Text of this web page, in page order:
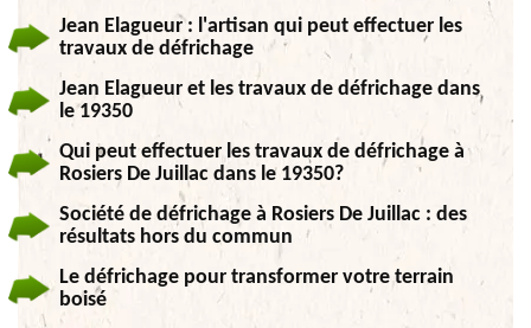
Jean Elagueur : l'artisan qui peut effectuer les
travaux de défrichage
Jean Elagueur et les travaux de défrichage dans
le 19350
Qui peut effectuer les travaux de défrichage à
Rosiers De Juillac dans le 19350?
Société de défrichage à Rosiers De Juillac : des
résultats hors du commun
Le défrichage pour transformer votre terrain
boisé